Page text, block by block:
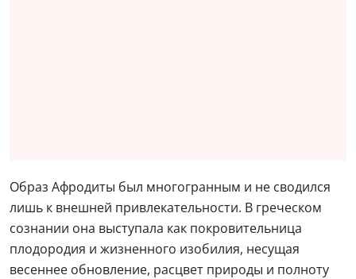
Образ Афродиты был многогранным и не сводился
лишь к внешней привлекательности. В греческом
сознании она выступала как покровительница
плодородия и жизненного изобилия, несущая
весеннее обновление, расцвет природы и полноту